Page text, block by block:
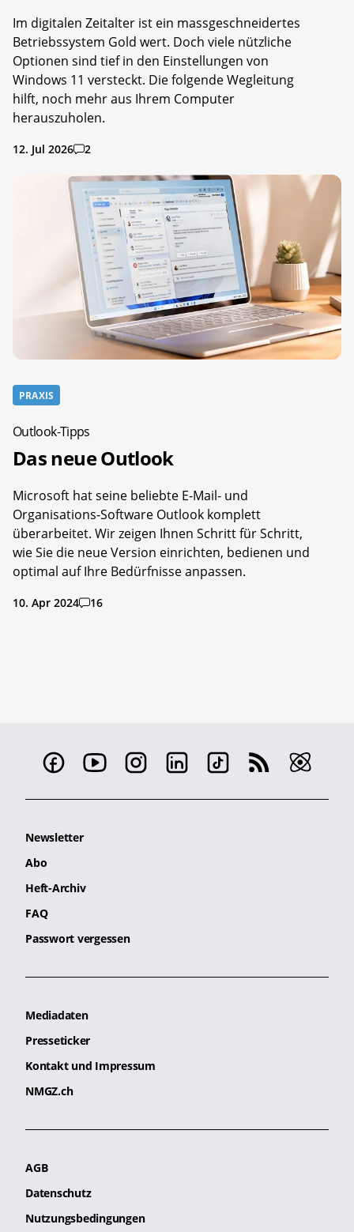
Im digitalen Zeitalter ist ein massgeschneidertes
Betriebssystem Gold wert. Doch viele nützliche
Optionen sind tief in den Einstellungen von
Windows 11 versteckt. Die folgende Wegleitung
hilft, noch mehr aus Ihrem Computer
herauszuholen.
12. Jul 2026 2
PRAXIS
Outlook-Tipps
Das neue Outlook
Microsoft hat seine beliebte E-Mail- und
Organisations-Software Outlook komplett
überarbeitet. Wir zeigen Ihnen Schritt für Schritt,
wie Sie die neue Version einrichten, bedienen und
optimal auf Ihre Bedürfnisse anpassen.
10. Apr 2024 16
Newsletter
Abo
Heft-Archiv
FAQ
Passwort vergessen
Mediadaten
Presseticker
Kontakt und Impressum
NMGZ.ch
AGB
Datenschutz
Nutzungsbedingungen